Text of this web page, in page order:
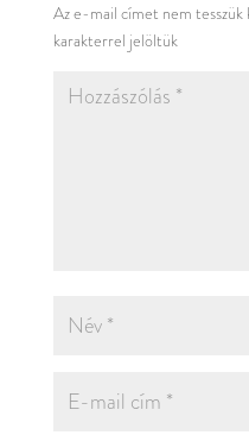
Az e-mail címet nem tesszük
karakterrel jelöltük